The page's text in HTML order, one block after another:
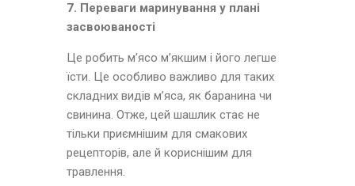
7. Переваги маринування у плані
засвоюваності
Це робить м’ясо м’якшим і його легше
їсти. Це особливо важливо для таких
складних видів м’яса, як баранина чи
свинина. Отже, цей шашлик стає не
тільки приємнішим для смакових
рецепторів, але й кориснішим для
травлення.